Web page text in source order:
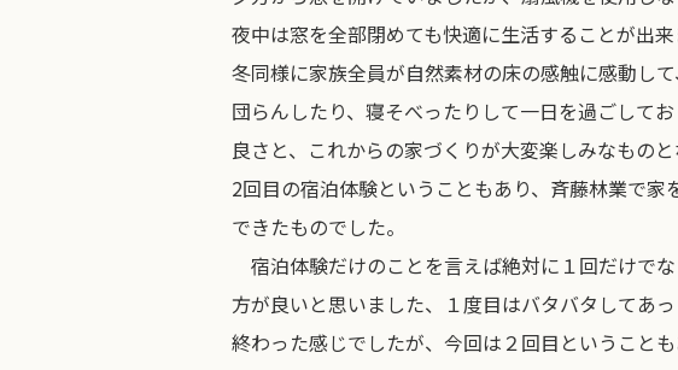
夜中は窓を全部閉めても快適に生活することが出来
冬同様に家族全員が自然素材の床の感触に感動し
団らんしたり、寝そべったりして一日を過ごして
良さと、これからの家づくりが大変楽しみなものと
2回目の宿泊体験ということもあり、斉藤林業で家
できたものでした。
宿泊体験だけのことを言えば絶対に１回だけで
方が良いと思いました、１度目はバタバタしてあ
終わった感じでしたが、今回は２回目ということ